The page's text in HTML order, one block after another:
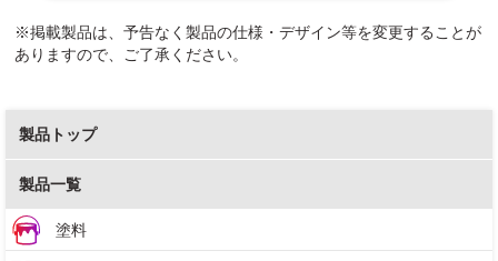
※掲載製品は、予告なく製品の仕様・デザイン等を変更することが
ありますので、ご了承ください。
製品トップ
製品一覧
塗料